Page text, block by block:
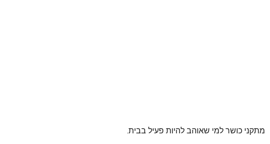
מתקני כושר למי שאוהב להיות פעיל בבית.